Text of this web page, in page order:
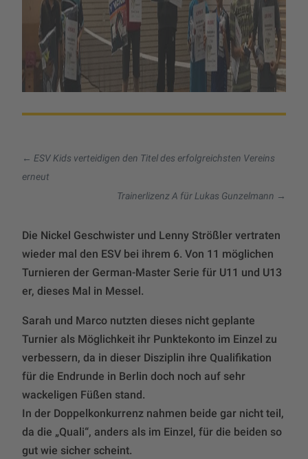
← ESV Kids verteidigen den Titel des erfolgreichsten Vereins
erneut
Trainerlizenz A für Lukas Gunzelmann →
Die Nickel Geschwister und Lenny Strößler vertraten
wieder mal den ESV bei ihrem 6. Von 11 möglichen
Turnieren der German-Master Serie für U11 und U13
er, dieses Mal in Messel.
Sarah und Marco nutzten dieses nicht geplante
Turnier als Möglichkeit ihr Punktekonto im Einzel zu
verbessern, da in dieser Disziplin ihre Qualifikation
für die Endrunde in Berlin doch noch auf sehr
wackeligen Füßen stand.
In der Doppelkonkurrenz nahmen beide gar nicht teil,
da die „Quali“, anders als im Einzel, für die beiden so
gut wie sicher scheint.